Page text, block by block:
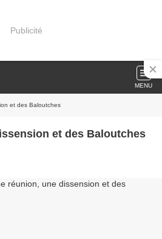
Publicité
MENU
et des Baloutches
et des Baloutches